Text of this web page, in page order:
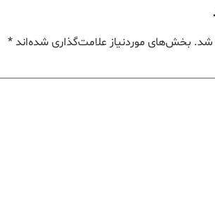
شد. بخش‌های موردنیاز علامت‌گذاری شده‌اند*